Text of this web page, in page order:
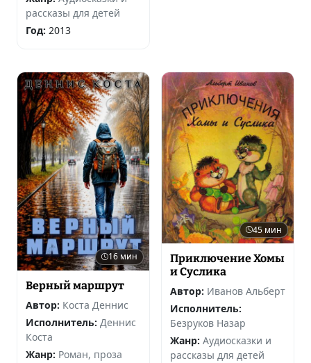
рассказы для детей
Год: 2013
16 мин
Верный маршрут
Автор: Коста Деннис
Исполнитель: Деннис
Коста
Жанр: Роман, проза
45 мин
Приключение Хомы
и Суслика
Автор: Иванов Альберт
Исполнитель:
Безруков Назар
Жанр: Аудиосказки и
рассказы для детей